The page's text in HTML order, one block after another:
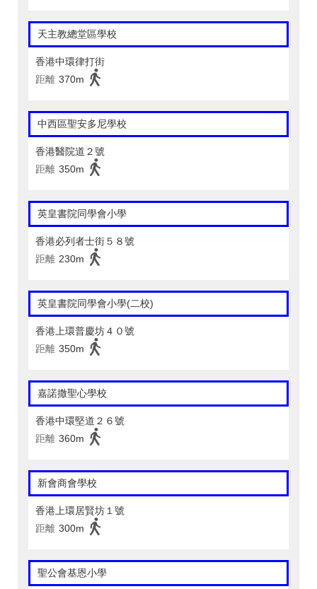
天主教總堂區學校
香港中環律打街
距離 370m
中西區聖安多尼學校
香港醫院道２號
距離 350m
英皇書院同學會小學
香港必列者士街５８號
距離 230m
英皇書院同學會小學(二校)
香港上環普慶坊４０號
距離 350m
嘉諾撒聖心學校
香港中環堅道２６號
距離 360m
新會商會學校
香港上環居賢坊１號
距離 300m
聖公會基恩小學